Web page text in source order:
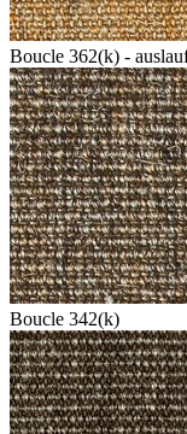
Boucle 362(k) -
Boucle 342(k)